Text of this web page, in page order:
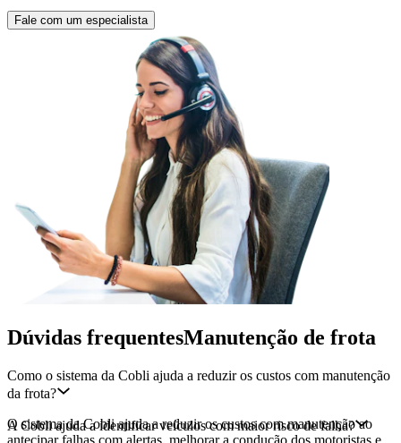
Fale com um especialista
Dúvidas frequentesManutenção de frota
Como o sistema da Cobli ajuda a reduzir os custos com manutenção
da frota?
O sistema da Cobli ajuda a reduzir os custos com manutenção ao
A Cobli ajuda a identificar veículos com maior risco de falha?